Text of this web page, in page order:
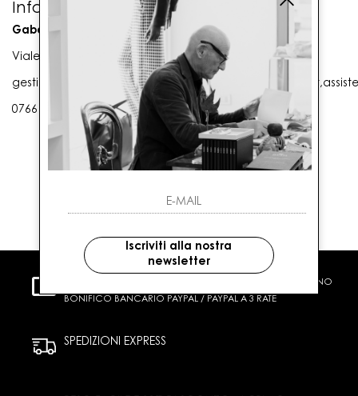
Info contatti
Gaballo Mario srl
Viale G. Matteotti n. 23 00053 Civitavecchia (RM)
0766 25656
CARTA DI CREDITO CONTRASSEGNO
BONIFICO BANCARIO PAYPAL / PAYPAL A 3 RATE
SPEDIZIONI EXPRESS
Iscriviti alla nostra
newsletter